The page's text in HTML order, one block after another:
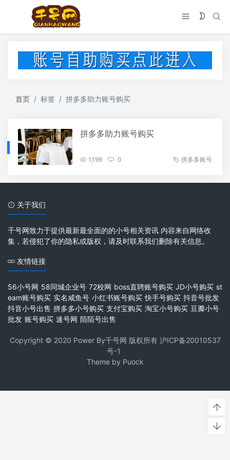
首页 标签 拼多多助力账号购买
拼多多助力账号购买
1,199 0 拼多多账号
关于我们
千号网致力于提供最新最全面的的小号相关资讯 内容来自网络收
集，若侵犯了你的隐私或版权，请及时联系我们删除有关信息。
友情链接
56小号网 58同城企业号 72校网 boss直聘账号购买 JD小号购买 st
eam账号购买 实名咸鱼号 小红书账号购买 快手号购买 抖音号批发
抖音小号出售 拼多多小号购买 支付宝购买 淘宝小号购买 豆瓣小号
批发 账号购买 速号网 陌陌号出售
Copyright © 2020 Power By千号网 版权所有 沪ICP备20010537
号-1
Theme by Puock